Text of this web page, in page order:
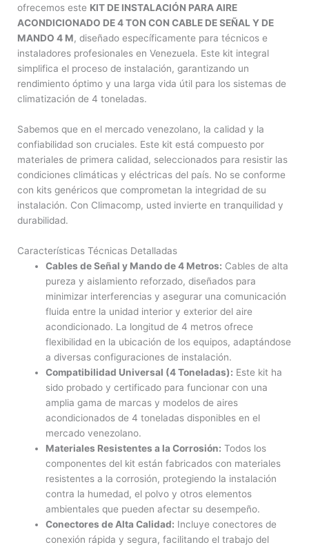
M
cantidad
ofrecemos este KIT DE INSTALACIÓN PARA AIRE
ACONDICIONADO DE 4 TON CON CABLE DE SEÑAL Y DE
MANDO 4 M, diseñado específicamente para técnicos e
instaladores profesionales en Venezuela. Este kit integral
simplifica el proceso de instalación, garantizando un
rendimiento óptimo y una larga vida útil para los sistemas de
climatización de 4 toneladas.
Sabemos que en el mercado venezolano, la calidad y la
confiabilidad son cruciales. Este kit está compuesto por
materiales de primera calidad, seleccionados para resistir las
condiciones climáticas y eléctricas del país. No se conforme
con kits genéricos que comprometan la integridad de su
instalación. Con Climacomp, usted invierte en tranquilidad y
durabilidad.
Características Técnicas Detalladas
Cables de Señal y Mando de 4 Metros: Cables de alta
pureza y aislamiento reforzado, diseñados para
minimizar interferencias y asegurar una comunicación
fluida entre la unidad interior y exterior del aire
acondicionado. La longitud de 4 metros ofrece
flexibilidad en la ubicación de los equipos, adaptándose
a diversas configuraciones de instalación.
Compatibilidad Universal (4 Toneladas): Este kit ha
sido probado y certificado para funcionar con una
amplia gama de marcas y modelos de aires
acondicionados de 4 toneladas disponibles en el
mercado venezolano.
Materiales Resistentes a la Corrosión: Todos los
componentes del kit están fabricados con materiales
resistentes a la corrosión, protegiendo la instalación
contra la humedad, el polvo y otros elementos
ambientales que pueden afectar su desempeño.
Conectores de Alta Calidad: Incluye conectores de
conexión rápida y segura, facilitando el trabajo del